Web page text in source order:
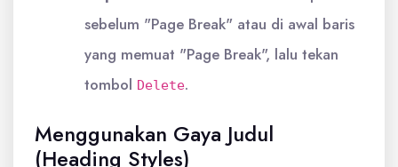
sebelum "Page Break" atau di awal baris
yang memuat "Page Break", lalu tekan
tombol Delete.
Menggunakan Gaya Judul
(Heading Styles)